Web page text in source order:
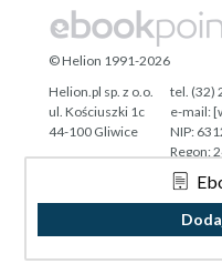
Tonik.pl
© Helion 1991-2026
Helion.pl sp. z o.o.
ul. Kościuszki 1c
44-100 Gliwice
tel. (32)
e-mail:
NIP:
Regon: